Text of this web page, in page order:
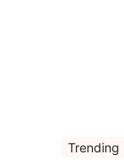
Trending